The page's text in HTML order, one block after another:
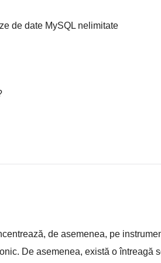
de date MySQL nelimitate
de asemenea, pe
De asemenea, există o întreagă